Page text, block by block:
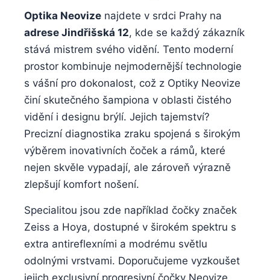
Optika Neovize najdete v srdci Prahy na
adrese Jindřišská 12, kde se každý zákazník
stává mistrem svého vidění. Tento moderní
prostor kombinuje nejmodernější technologie
s vášní pro dokonalost, což z Optiky Neovize
činí skutečného šampiona v oblasti čistého
vidění i designu brýlí. Jejich tajemství?
Precizní diagnostika zraku spojená s širokým
výběrem inovativních čoček a rámů, které
nejen skvěle vypadají, ale zároveň výrazně
zlepšují komfort nošení.
Specialitou jsou zde například čočky značek
Zeiss a Hoya, dostupné v širokém spektru s
extra antireflexními a modrému světlu
odolnými vrstvami. Doporučujeme vyzkoušet
jejich exclusivní progresivní čočky Neovize